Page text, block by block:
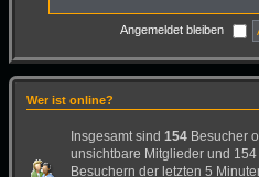
Angemeldet bleiben
Wer ist online?
Insgesamt sind 154 Besucher
unsichtbare Mitglieder und
Besuchern der letzten 5